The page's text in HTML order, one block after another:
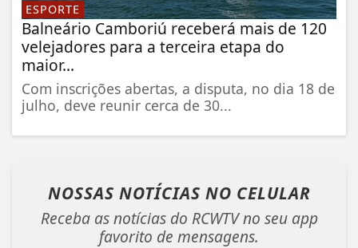
ESPORTE
Balneário Camboriú receberá mais de 120
velejadores para a terceira etapa do
maior...
Com inscrições abertas, a disputa, no dia 18 de
julho, deve reunir cerca de 30...
NOSSAS NOTÍCIAS NO CELULAR
Receba as notícias do RCWTV no seu app
favorito de mensagens.